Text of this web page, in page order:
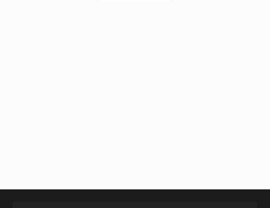
стилям и событиям, позволяя женщинам